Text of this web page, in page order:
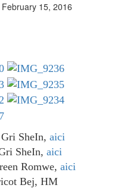
February 15, 2016
SheIn, aici
SheIn, aici
Romwe, aici
Bej, HM